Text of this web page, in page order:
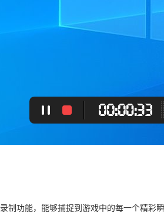
制功能，能够捕捉到游戏中的每一个精彩